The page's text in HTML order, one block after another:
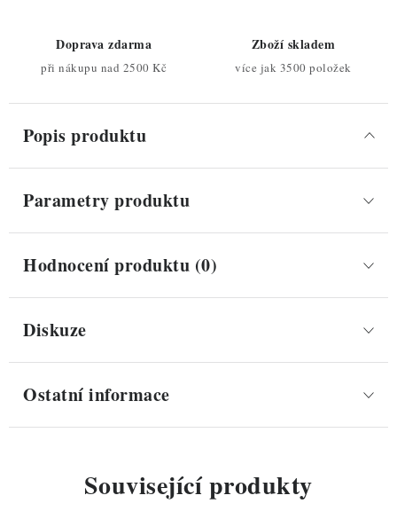
Doprava zdarma
při nákupu nad 2500 Kč
Zboží skladem
více jak 3500 položek
Popis produktu
Parametry produktu
Hodnocení produktu (0)
Diskuze
Ostatní informace
Související produkty